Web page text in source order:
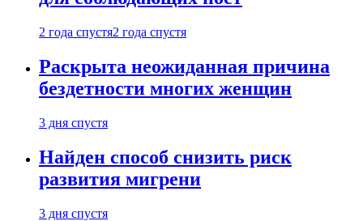
2 года спустя2 года спустя
Раскрыта неожиданная причина
бездетности многих женщин
3 дня спустя
Найден способ снизить риск
развития мигрени
3 дня спустя